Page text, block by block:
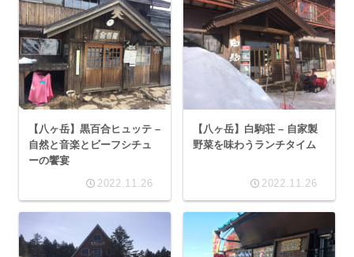
【八ヶ岳】黒百合ヒュッテ –
自然と音楽とビーフシチュ
ーの饗宴
2022.11.26
【八ヶ岳】白駒荘 – 自家製
野菜を味わうランチタイム
2022.11.26